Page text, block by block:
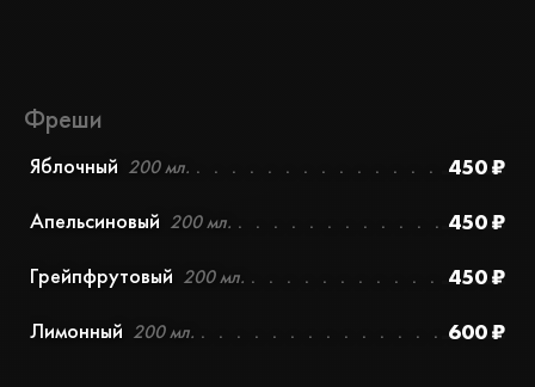
Фреши
Яблочный 200 мл.
450 ₽
Апельсиновый 200 мл.
450 ₽
Грейпфрутовый 200 мл.
450 ₽
Лимонный 200 мл. 600 ₽